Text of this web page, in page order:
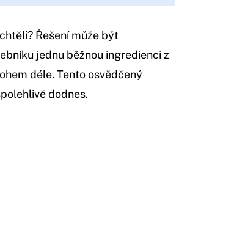
Řešení může být
jednu běžnou ingredienci z
déle. Tento osvědčený
dodnes.